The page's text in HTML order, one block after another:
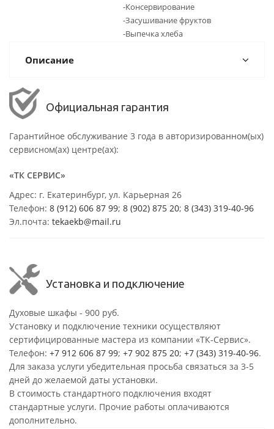
-Консервирование
-Засушивание фруктов
-Выпечка хлеба
Описание
Официальная гарантия
Гарантийное обслуживание 3 года в авторизированном(ых)
сервисном(ах) центре(ах):
«ТК СЕРВИС»
Адрес: г. Екатеринбург, ул. Карьерная 26
Телефон: 8 (912) 606 87 99; 8 (902) 875 20; 8 (343) 319-40-96
Эл.почта: tekaekb@mail.ru
Установка и подключение
Духовые шкафы - 900 руб.
Установку и подключение техники осуществляют
сертифицированные мастера из компании «ТК-Сервис».
Телефон: +7 912 606 87 99; +7 902 875 20; +7 (343) 319-40-96.
Для заказа услуги убедительная просьба связаться за 3-5
дней до желаемой даты установки.
В стоимость стандартного подключения входят
стандартные услуги. Прочие работы оплачиваются
дополнительно.